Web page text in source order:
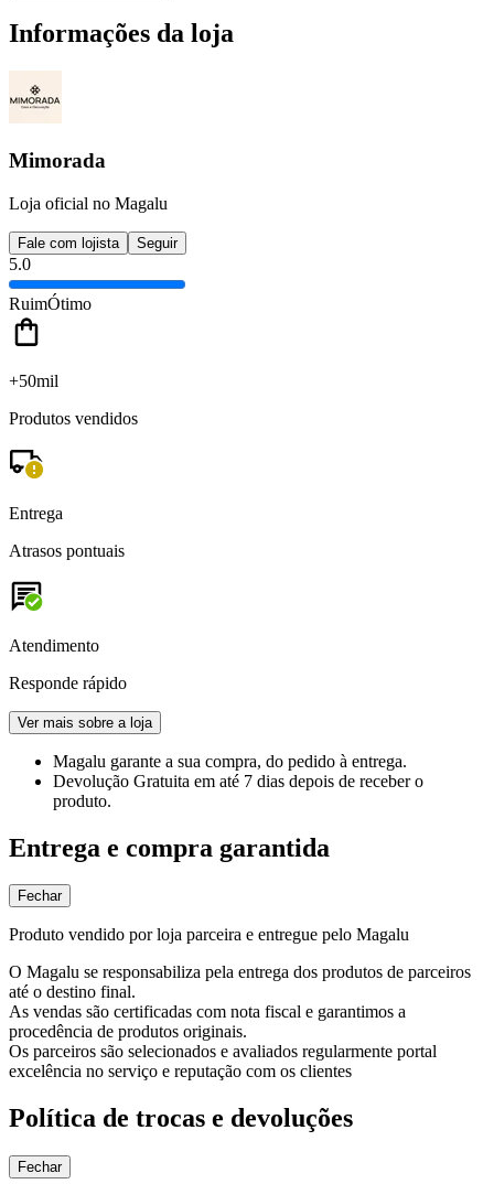
Informações da loja
Mimorada
Loja oficial no Magalu
Fale com lojista Seguir
5.0
RuimÓtimo
+50mil
Produtos vendidos
Entrega
Atrasos pontuais
Atendimento
Responde rápido
Ver mais sobre a loja
Magalu garante a sua compra, do pedido à entrega.
Devolução Gratuita em até 7 dias depois de receber o
produto.
Entrega e compra garantida
Fechar
Produto vendido por loja parceira e entregue pelo Magalu
O Magalu se responsabiliza pela entrega dos produtos de parceiros
até o destino final.
As vendas são certificadas com nota fiscal e garantimos a
procedência de produtos originais.
Os parceiros são selecionados e avaliados regularmente portal
excelência no serviço e reputação com os clientes
Política de trocas e devoluções
Fechar